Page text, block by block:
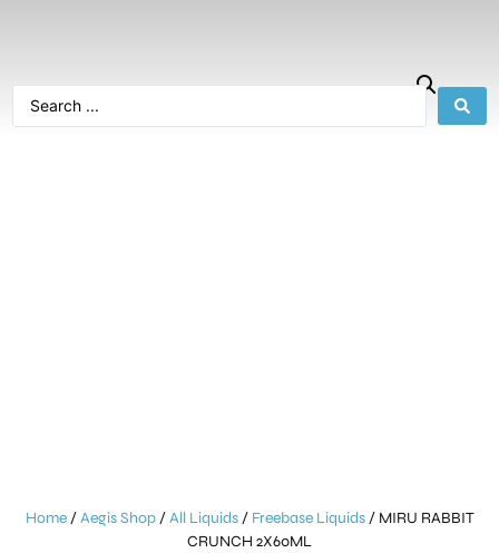
Home/Aegis Shop/All Liquids/ Freebase Liquids/ MIRU RABBIT
CRUNCH 2X60ML